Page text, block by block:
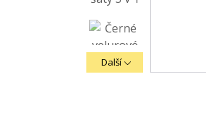
Další